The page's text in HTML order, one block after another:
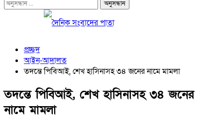
প্রচ্ছদ
আইন-আদালত
তদন্তে পিবিআই, শেখ হাসিনাসহ ৩৪ জনের নামে মামলা
তদন্তে পিবিআই, শেখ হাসিনাসহ ৩৪ জনের
নামে মামলা